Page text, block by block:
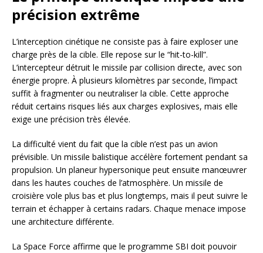
précision extrême
L’interception cinétique ne consiste pas à faire exploser une
charge près de la cible. Elle repose sur le “hit-to-kill”.
L’intercepteur détruit le missile par collision directe, avec son
énergie propre. À plusieurs kilomètres par seconde, l’impact
suffit à fragmenter ou neutraliser la cible. Cette approche
réduit certains risques liés aux charges explosives, mais elle
exige une précision très élevée.
La difficulté vient du fait que la cible n’est pas un avion
prévisible. Un missile balistique accélère fortement pendant sa
propulsion. Un planeur hypersonique peut ensuite manœuvrer
dans les hautes couches de l’atmosphère. Un missile de
croisière vole plus bas et plus longtemps, mais il peut suivre le
terrain et échapper à certains radars. Chaque menace impose
une architecture différente.
La Space Force affirme que le programme SBI doit pouvoir